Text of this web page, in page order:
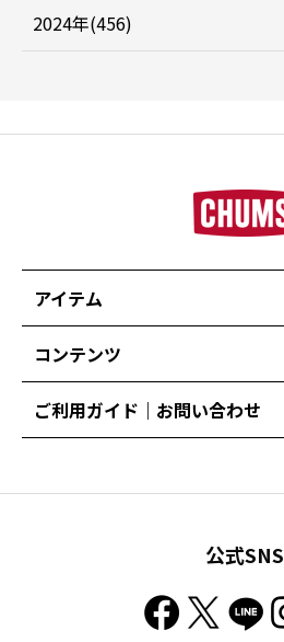
2024年(456)
アイテム
コンテンツ
ご利用ガイド｜お問い合わせ
公式SNS